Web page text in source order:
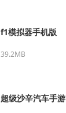
f1模拟器手机版
39.2MB
超级沙辛汽车手游